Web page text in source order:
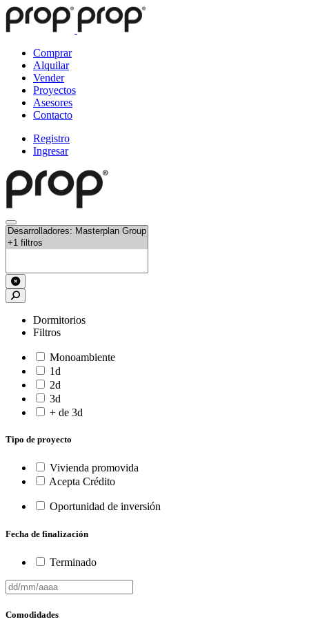
Comprar
Alquilar
Vender
Proyectos
Asesores
Contacto
Registro
Ingresar
Dormitorios
Filtros
Monoambiente
1d
2d
3d
+ de 3d
Tipo de proyecto
Vivienda promovida
Acepta Crédito
Oportunidad de inversión
Fecha de finalización
Terminado
Comodidades